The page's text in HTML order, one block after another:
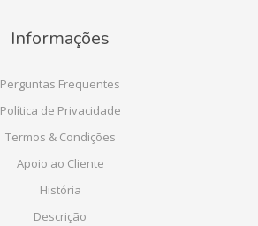
Informações
Perguntas Frequentes
Política de Privacidade
Termos & Condições
Apoio ao Cliente
História
Descrição